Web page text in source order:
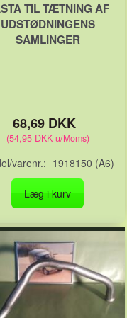
TIL TÆTNING AF
UDSTØDNINGENS
SAMLINGER
68,69 DKK
(54,95 DKKu/Moms)
varenr.: 1918150 (A6)
Læg i kurv